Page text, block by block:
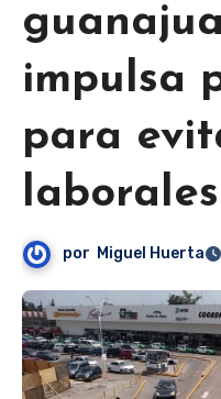
impulsa
para
laborales
por Miguel Huerta